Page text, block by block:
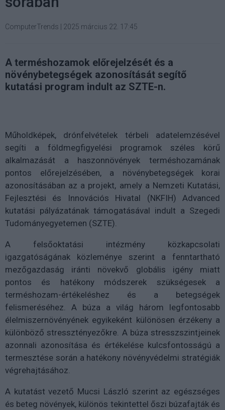
ComputerTrends 2025 március 22. 17:45
A terméshozamok előrejelzését és a
növénybetegségek azonosítását segítő
kutatási program indult az SZTE-n.
Műholdképek, drónfelvételek térbeli adatelemzésével
segíti a földmegfigyelési programok széles körű
alkalmazását a haszonnövények terméshozamának
pontos előrejelzésében, a növénybetegségek korai
azonosításában az a projekt, amely a Nemzeti Kutatási,
Fejlesztési és Innovációs Hivatal (NKFIH) Advanced
kutatási pályázatának támogatásával indult a Szegedi
Tudományegyetemen (SZTE).
A felsőoktatási intézmény közkapcsolati
igazgatóságának közleménye szerint a fenntartható
mezőgazdaság iránti növekvő globális igény miatt
pontos és hatékony módszerek szükségesek a
terméshozam-értékeléshez és a betegségek
felismeréséhez. A búza a világ három legfontosabb
élelmiszernövényének egyikeként különösen érzékeny a
különböző stressztényezőkre. A búza stresszszintjeinek
azonnali azonosítása és értékelése kulcsfontosságú a
termesztése során a hatékony növényvédelmi stratégiák
végrehajtásához.
A kutatást vezető Mucsi László szerint az egészséges
és beteg növények, különös tekintettel őszi búzafajták és